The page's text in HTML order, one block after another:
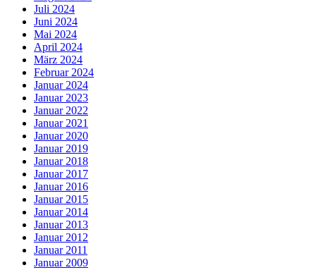
Juli 2024
Juni 2024
Mai 2024
April 2024
März 2024
Februar 2024
Januar 2024
Januar 2023
Januar 2022
Januar 2021
Januar 2020
Januar 2019
Januar 2018
Januar 2017
Januar 2016
Januar 2015
Januar 2014
Januar 2013
Januar 2012
Januar 2011
Januar 2009